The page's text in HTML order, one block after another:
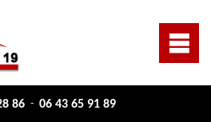
86 - 06 43 65 91 89